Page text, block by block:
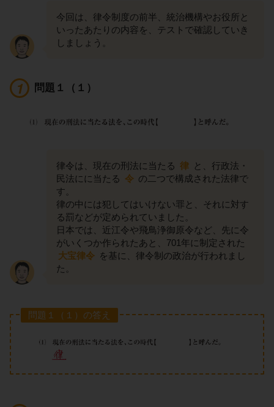
今回は、律令制度の前半、統治機構やお役所と
いったあたりの内容を、テストで確認していき
しましょう。
問題１（１）
律令は、現在の刑法に当たる 律 と、行政法・
民法にに当たる 令 の二つで構成された法律で
す。
律の中には犯してはいけない罪と、それに対す
る罰などが定められていました。
日本では、近江令や飛鳥浄御原令など、先に令
がいくつか作られたあと、701年に制定された
大宝律令 を基に、律令制の政治が行われまし
た。
問題１（１）の答え